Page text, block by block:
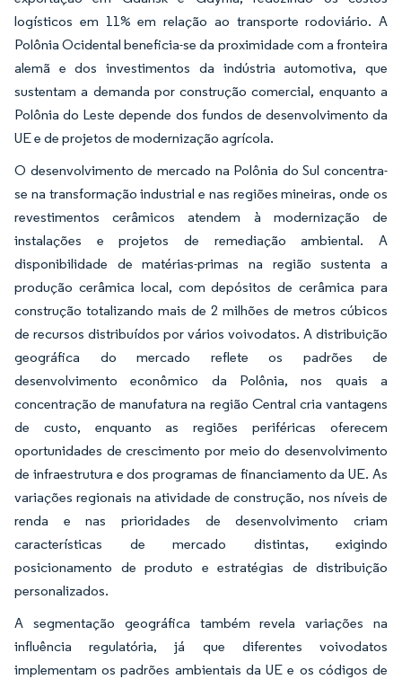
logísticos em 11% em relação ao transporte rodoviário. A
Polônia Ocidental beneficia-se da proximidade com a fronteira
alemã e dos investimentos da indústria automotiva, que
sustentam a demanda por construção comercial, enquanto a
Polônia do Leste depende dos fundos de desenvolvimento da
UE e de projetos de modernização agrícola.
O desenvolvimento de mercado na Polônia do Sul concentra-
se na transformação industrial e nas regiões mineiras, onde os
revestimentos cerâmicos atendem à modernização de
instalações e projetos de remediação ambiental. A
disponibilidade de matérias-primas na região sustenta a
produção cerâmica local, com depósitos de cerâmica para
construção totalizando mais de 2 milhões de metros cúbicos
de recursos distribuídos por vários voivodatos. A distribuição
geográfica do mercado reflete os padrões de
desenvolvimento econômico da Polônia, nos quais a
concentração de manufatura na região Central cria vantagens
de custo, enquanto as regiões periféricas oferecem
oportunidades de crescimento por meio do desenvolvimento
de infraestrutura e dos programas de financiamento da UE. As
variações regionais na atividade de construção, nos níveis de
renda e nas prioridades de desenvolvimento criam
características de mercado distintas, exigindo
posicionamento de produto e estratégias de distribuição
personalizados.
A segmentação geográfica também revela variações na
influência regulatória, já que diferentes voivodatos
implementam os padrões ambientais da UE e os códigos de